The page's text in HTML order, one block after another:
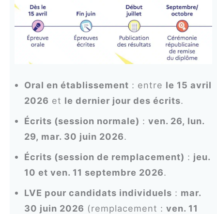
Oral en établissement : entre le 15 avril
2026 et le dernier jour des écrits.
Écrits (session normale) : ven. 26, lun.
29, mar. 30 juin 2026.
Écrits (session de remplacement) : jeu.
10 et ven. 11 septembre 2026.
LVE pour candidats individuels : mar.
30 juin 2026 (remplacement : ven. 11